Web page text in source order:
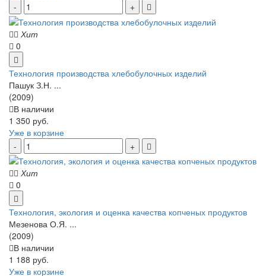
Хит
0
Технология производства хлебобулочных изделий
Пашук З.Н. ...
(2009)
В наличии
1 350 руб.
Уже в корзине
Хит
0
Технология, экология и оценка качества копченых продуктов
Мезенова О.Я. ...
(2009)
В наличии
1 188 руб.
Уже в корзине